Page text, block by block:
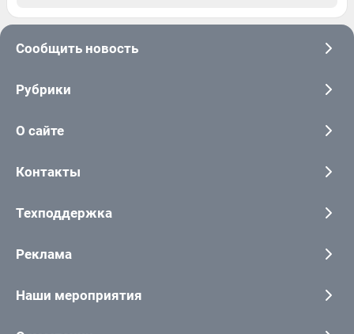
Сообщить новость
Рубрики
О сайте
Контакты
Техподдержка
Реклама
Наши мероприятия